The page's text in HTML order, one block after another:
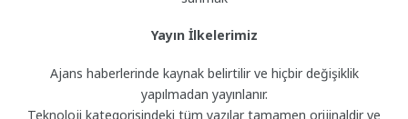
Yayın İlkelerimiz
Ajans haberlerinde kaynak belirtilir ve hiçbir değişiklik
yapılmadan yayınlanır.
Teknoloji kategorisindeki tüm yazılar tamamen orijinaldir ve